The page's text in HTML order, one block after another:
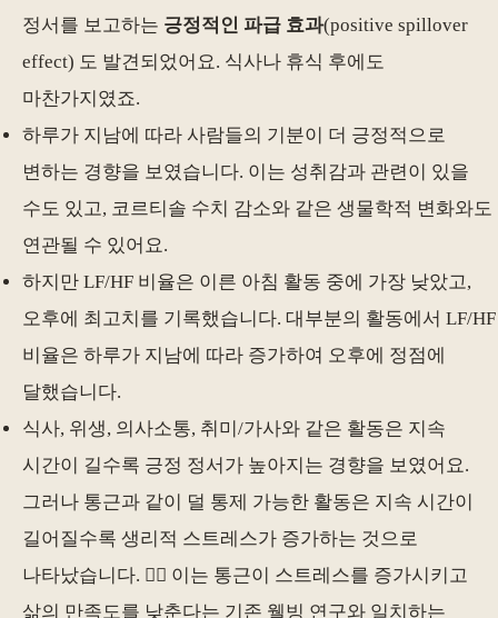
정서를 보고하는 긍정적인 파급 효과(positive spillover
effect) 도 발견되었어요. 식사나 휴식 후에도
마찬가지였죠.
하루가 지남에 따라 사람들의 기분이 더 긍정적으로
변하는 경향을 보였습니다. 이는 성취감과 관련이 있을
수도 있고, 코르티솔 수치 감소와 같은 생물학적 변화와도
연관될 수 있어요.
하지만 LF/HF 비율은 이른 아침 활동 중에 가장 낮았고,
오후에 최고치를 기록했습니다. 대부분의 활동에서 LF/HF
비율은 하루가 지남에 따라 증가하여 오후에 정점에
달했습니다.
식사, 위생, 의사소통, 취미/가사와 같은 활동은 지속
시간이 길수록 긍정 정서가 높아지는 경향을 보였어요.
그러나 통근과 같이 덜 통제 가능한 활동은 지속 시간이
길어질수록 생리적 스트레스가 증가하는 것으로
나타났습니다. 😵‍💫 이는 통근이 스트레스를 증가시키고
삶의 만족도를 낮춘다는 기존 웰빙 연구와 일치하는